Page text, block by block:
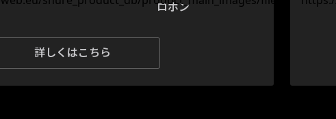
ロホン
詳しくはこちら